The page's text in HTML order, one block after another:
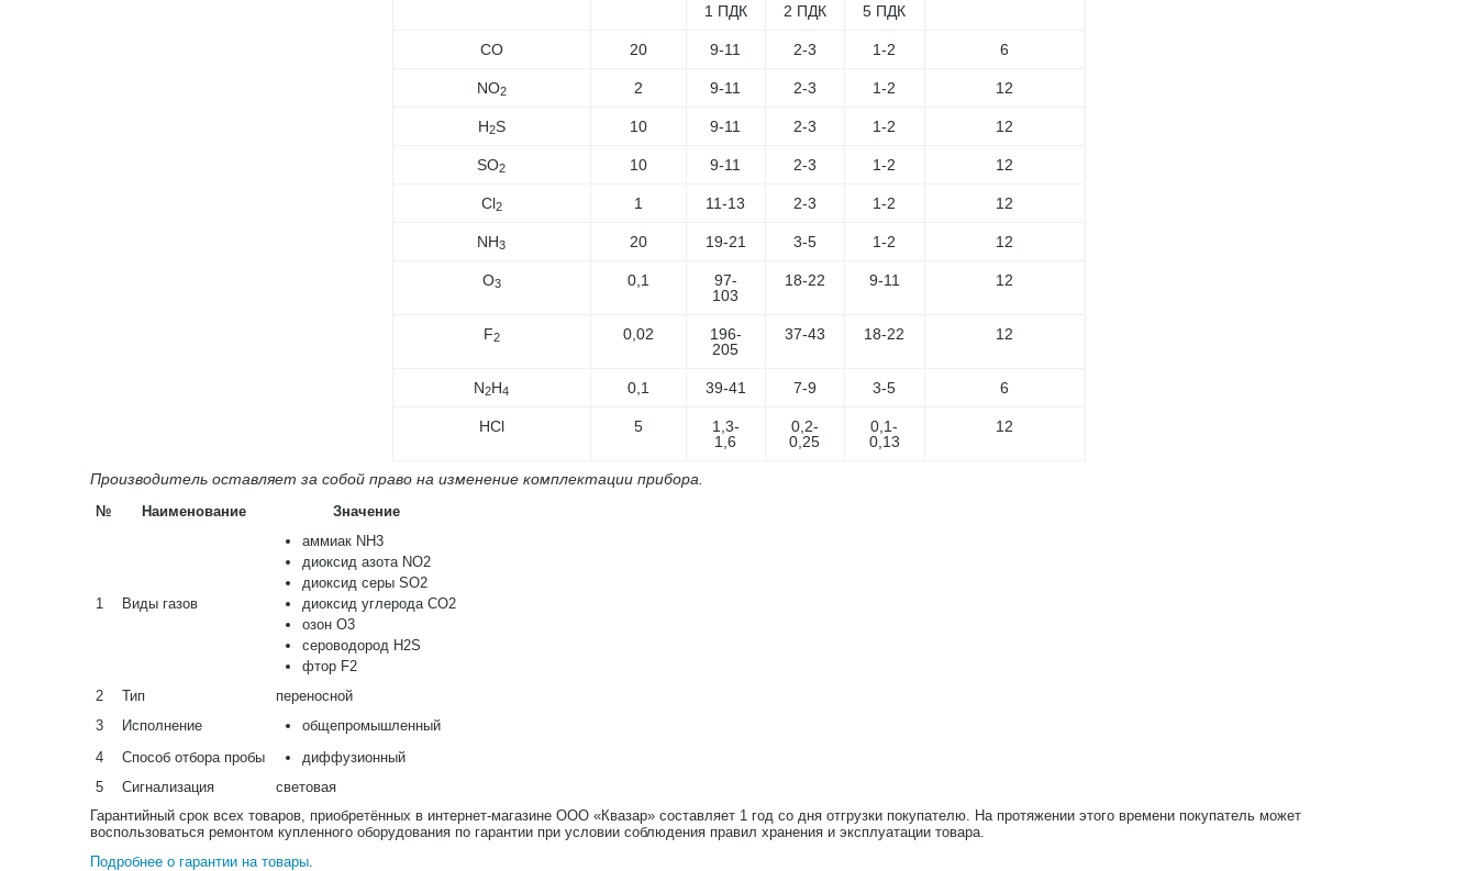
1 ПДК
2 ПДК 5 ПДК
CO 20 9-11 2-3 1-2 6
NO2 2 9-11 2-3 1-2 12
H2S 10 9-11 2-3 1-2 12
SO2 10 9-11 2-3 1-2 12
Cl2 1 11-13 2-3 1-2 12
NH3 20 19-21 3-5 1-2 12
O3 0,1
97-
103
18-22 9-11 12
F2 0,02
196-
205
37-43 18-22 12
N2H4 0,1 39-41 7-9 3-5 6
HCl 5
1,3-
1,6
0,2-
0,25
0,1-
0,13
12
Производитель оставляет за собой право на изменение комплектации прибора.
№ Наименование Значение
1 Виды газов
аммиак NH3
диоксид азота NO2
диоксид серы SO2
диоксид углерода CO2
озон О3
сероводород H2S
фтор F2
2
Тип
переносной
3
Исполнение
общепромышленный
4
Способ отбора пробы
диффузионный
5
Сигнализация
световая
Гарантийный срок всех товаров, приобретённых в интернет-магазине ООО «Квазар» составляет 1 год со дня отгрузки покупателю. На протяжении этого времени покупатель может
воспользоваться ремонтом купленного оборудования по гарантии при условии соблюдения правил хранения и эксплуатации товара.
Подробнее о гарантии на товары